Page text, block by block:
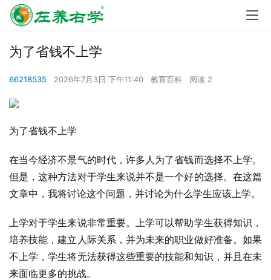
为了省钱不上学
66218535 2026年7月3日 下午11:40 教育百科 阅读 2
为了省钱不上学
在当今经济不景气的时代，许多人为了省钱而选择不上学。
但是，这种方法对于学生来说并不是一个好的选择。在这篇
文章中，我将讨论这个问题，并讨论为什么学生应该上学。
上学对于学生来说非常重要。上学可以帮助学生获得知识，
培养技能，建立人际关系，并为未来的职业做好准备。如果
不上学，学生将无法获得这些重要的技能和知识，并且在未
来面临更多的挑战。